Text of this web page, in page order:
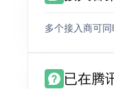
多个接入商可
已在腾